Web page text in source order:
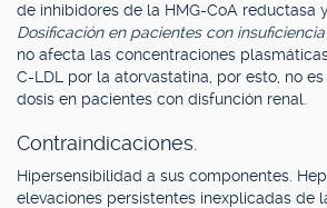
de inhibidores de la HMG-CoA reductasa
Dosificación en pacientes con
no afecta las concentraciones
C-LDL por la atorvastatina, por esto, no
dosis en pacientes con disfunción renal.
Contraindicaciones.
Hipersensibilidad a sus componentes.
elevaciones persistentes inexplicadas de